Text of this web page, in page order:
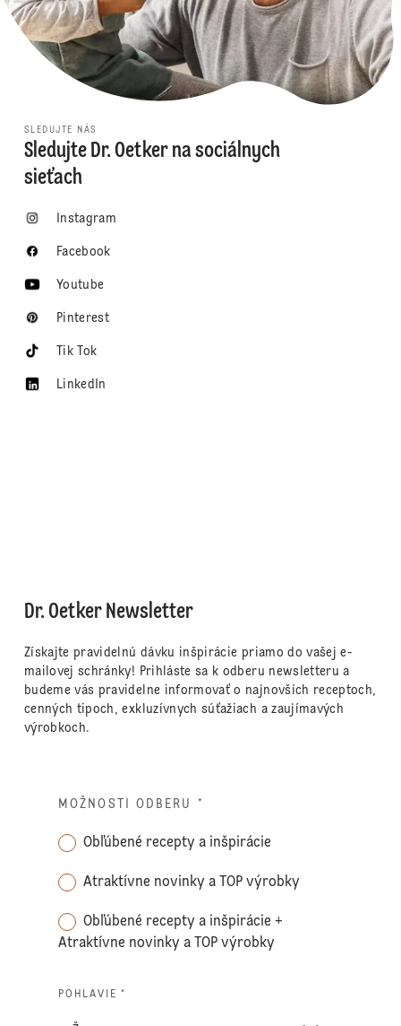
SLEDUJTE NÁS
Sledujte Dr. Oetker na sociálnych
sieťach
Instagram
Facebook
Youtube
Pinterest
Tik Tok
LinkedIn
Dr. Oetker Newsletter
Získajte pravidelnú dávku inšpirácie priamo do vašej e-
mailovej schránky! Prihláste sa k odberu newsletteru a
budeme vás pravidelne informovať o najnovších receptoch,
cenných tipoch, exkluzívnych súťažiach a zaujímavých
výrobkoch.
MOŽNOSTI ODBERU *
Obľúbené recepty a inšpirácie
Atraktívne novinky a TOP výrobky
Obľúbené recepty a inšpirácie +
Atraktívne novinky a TOP výrobky
POHLAVIE *